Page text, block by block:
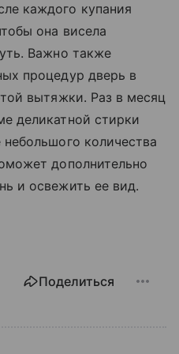
каждого купания
она висела
Важно также
процедур дверь в
вытяжки. Раз в месяц
деликатной стирки
количества
дополнительно
и освежить ее вид.
Поделиться